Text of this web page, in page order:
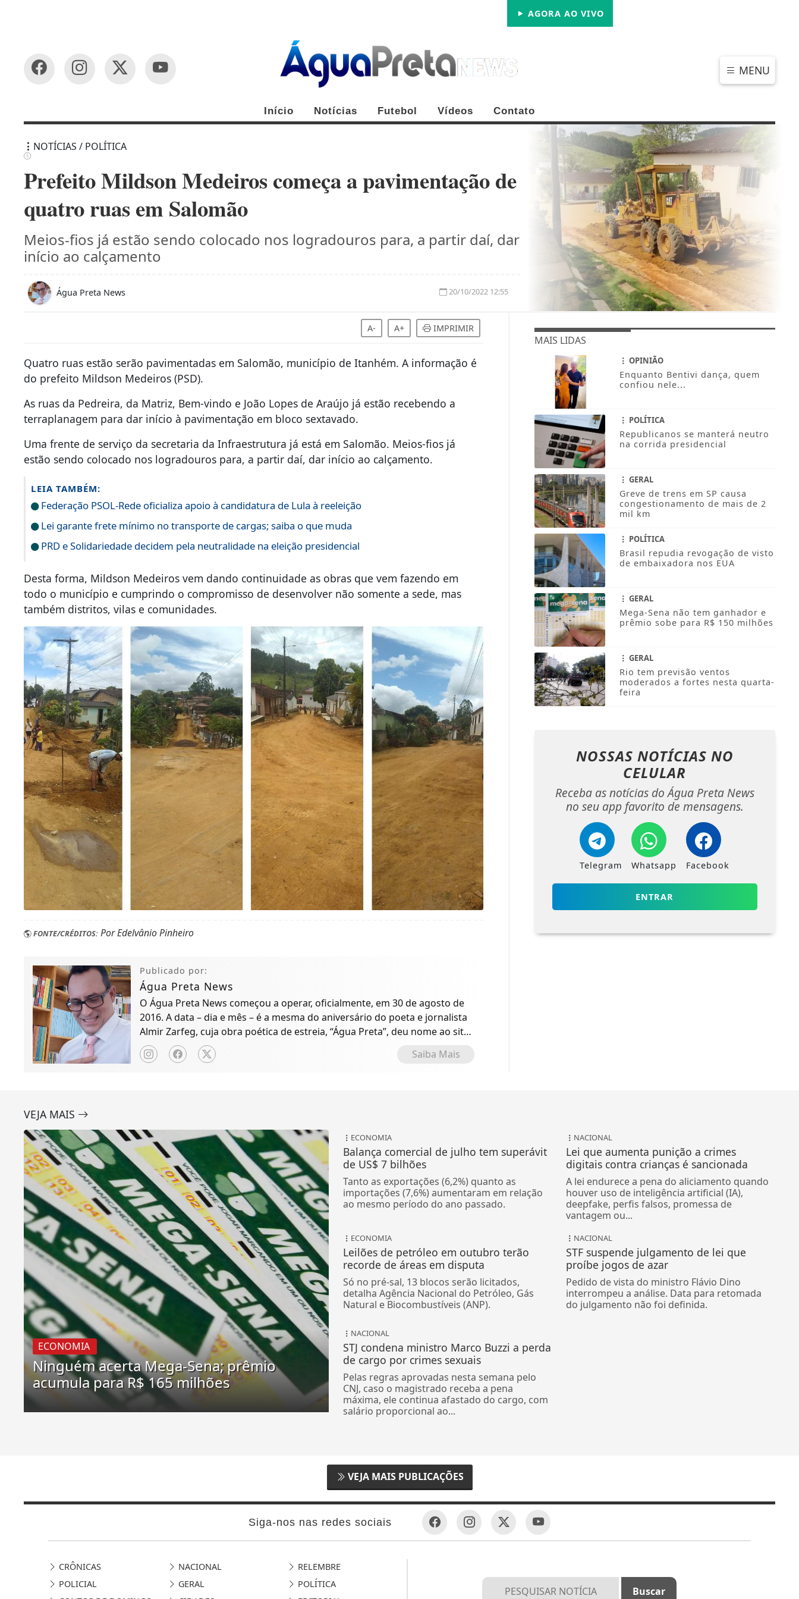
AGORA AO VIVO
MENU
Início Notícias Futebol Vídeos Contato
FECHAR
NOTÍCIAS / POLÍTICA
Prefeito Mildson Medeiros começa a pavimentação de
quatro ruas em Salomão
Meios-fios já estão sendo colocado nos logradouros para, a partir daí, dar
início ao calçamento
Água Preta News 20/10/2022 12:55
A- A+ IMPRIMIR
Quatro ruas estão serão pavimentadas em Salomão, município de Itanhém. A informação é
do prefeito Mildson Medeiros (PSD).
As ruas da Pedreira, da Matriz, Bem-vindo e João Lopes de Araújo já estão recebendo a
terraplanagem para dar início à pavimentação em bloco sextavado.
Uma frente de serviço da secretaria da Infraestrutura já está em Salomão. Meios-fios já
estão sendo colocado nos logradouros para, a partir daí, dar início ao calçamento.
LEIA TAMBÉM:
Federação PSOL-Rede oficializa apoio à candidatura de Lula à reeleição
Lei garante frete mínimo no transporte de cargas; saiba o que muda
PRD e Solidariedade decidem pela neutralidade na eleição presidencial
Desta forma, Mildson Medeiros vem dando continuidade as obras que vem fazendo em
todo o município e cumprindo o compromisso de desenvolver não somente a sede, mas
também distritos, vilas e comunidades.
FONTE/CRÉDITOS: Por Edelvânio Pinheiro
Publicado por:
Água Preta News
O Água Preta News começou a operar, oficialmente, em 30 de agosto de
2016. A data – dia e mês – é a mesma do aniversário do poeta e jornalista
Almir Zarfeg, cuja obra poética de estreia, “Água Preta”, deu nome ao site
de notícias e entretenimento.
Saiba Mais
MAIS LIDAS
OPINIÃO
Enquanto Bentivi dança, quem
confiou nele...
POLÍTICA
Republicanos se manterá neutro
na corrida presidencial
GERAL
Greve de trens em SP causa
congestionamento de mais de 2
mil km
POLÍTICA
Brasil repudia revogação de visto
de embaixadora nos EUA
GERAL
Mega-Sena não tem ganhador e
prêmio sobe para R$ 150 milhões
GERAL
Rio tem previsão ventos
moderados a fortes nesta quarta-
feira
NOSSAS NOTÍCIAS NO
CELULAR
Receba as notícias do Água Preta News
no seu app favorito de mensagens.
Telegram Whatsapp Facebook
ENTRAR
VEJA MAIS
ECONOMIA
Ninguém acerta Mega-Sena; prêmio
acumula para R$ 165 milhões
ECONOMIA
Balança comercial de julho tem superávit
de US$ 7 bilhões
Tanto as exportações (6,2%) quanto as
importações (7,6%) aumentaram em relação
ao mesmo período do ano passado.
NACIONAL
Lei que aumenta punição a crimes
digitais contra crianças é sancionada
A lei endurece a pena do aliciamento quando
houver uso de inteligência artificial (IA),
deepfake, perfis falsos, promessa de
vantagem ou...
ECONOMIA
Leilões de petróleo em outubro terão
recorde de áreas em disputa
Só no pré-sal, 13 blocos serão licitados,
detalha Agência Nacional do Petróleo, Gás
Natural e Biocombustíveis (ANP).
NACIONAL
STF suspende julgamento de lei que
proíbe jogos de azar
Pedido de vista do ministro Flávio Dino
interrompeu a análise. Data para retomada
do julgamento não foi definida.
NACIONAL
STJ condena ministro Marco Buzzi a perda
de cargo por crimes sexuais
Pelas regras aprovadas nesta semana pelo
CNJ, caso o magistrado receba a pena
máxima, ele continua afastado do cargo, com
salário proporcional ao...
VEJA MAIS PUBLICAÇÕES
Siga-nos nas redes sociais
CRÔNICAS NACIONAL
RELEMBRE
POLICIAL
GERAL
POLÍTICA